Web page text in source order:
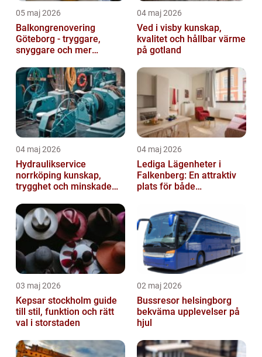
05 maj 2026
Balkongrenovering
Göteborg - tryggare,
snyggare och mer
04 maj 2026
Ved i visby kunskap,
kvalitet och hållbar värme
på gotland
04 maj 2026
Hydraulikservice
norrköping kunskap,
trygghet och minskade
04 maj 2026
Lediga Lägenheter i
Falkenberg: En attraktiv
plats för både
semesterfirare
03 maj 2026
Kepsar stockholm guide
till stil, funktion och rätt
val i storstaden
02 maj 2026
Bussresor helsingborg
bekväma upplevelser på
hjul